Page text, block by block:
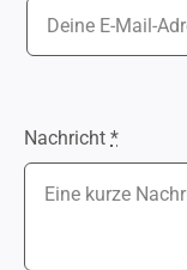
Nachricht *